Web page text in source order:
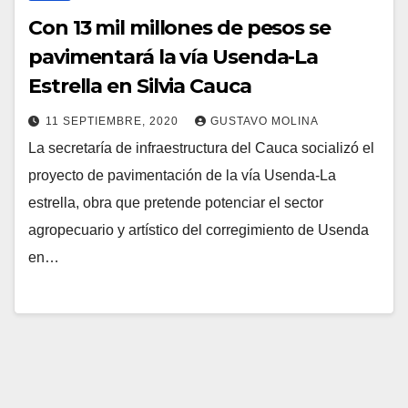
Con 13 mil millones de pesos se
pavimentará la vía Usenda-La
Estrella en Silvia Cauca
11 SEPTIEMBRE, 2020 GUSTAVO MOLINA
La secretaría de infraestructura del Cauca socializó el
proyecto de pavimentación de la vía Usenda-La
estrella, obra que pretende potenciar el sector
agropecuario y artístico del corregimiento de Usenda
en…